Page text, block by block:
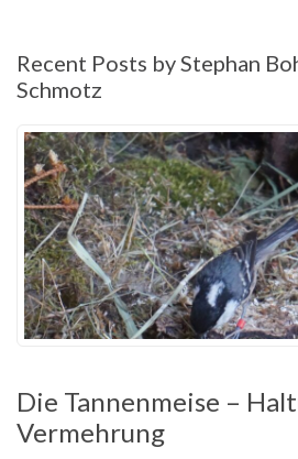
Recent Posts by Stephan
Schmotz
Die Tannenmeise –
Vermehrung